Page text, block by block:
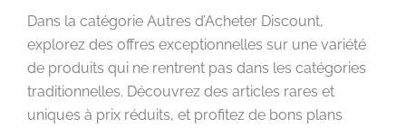
Dans la catégorie Autres d’Acheter Discount,
explorez des offres exceptionnelles sur une variété
de produits qui ne rentrent pas dans les catégories
traditionnelles. Découvrez des articles rares et
uniques à prix réduits, et profitez de bons plans